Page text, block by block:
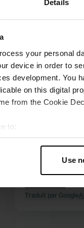
Details
your personal
device in order to
development. You
on this digital
from the Cookie
to:
geographical
personal data is
content and ads, to
Use
(12) Montre
avis
Rimor-
juil. 2026
propriétaires.
Nous avons
aimable lors
croissants de
Traduit par Google